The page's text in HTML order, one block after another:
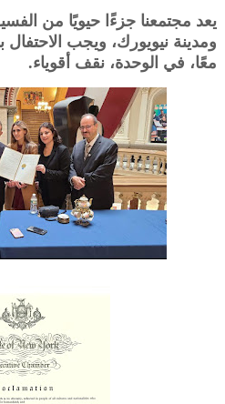
يعد مجتمعنا جزءًا حيويًا من
ومدينة نيويورك، ويجب الاحتفال
معًا، في الوحدة، نقف أقوياء.